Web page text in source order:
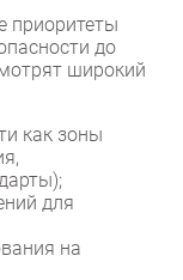
приоритеты
до
широкий
как зоны
для
на